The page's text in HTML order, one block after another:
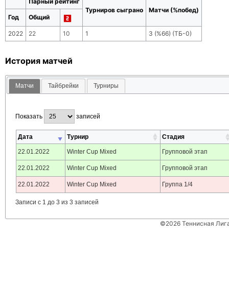
Турниров сыграно
Матчи (%побед)
Год
Общий
2022 22 10 1 3 (%66) (ТБ-0)
История матчей
Матчи Тайбрейки Турниры
Показать записей
Дата Турнир Стадия
22.01.2022 Winter Cup Mixed Групповой этап
22.01.2022 Winter Cup Mixed Групповой этап
22.01.2022 Winter Cup Mixed Группа 1/4
Записи с 1 до 3 из 3 записей
©2026 Теннисная